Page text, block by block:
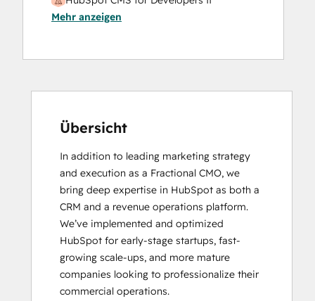
Mehr anzeigen
Übersicht
In addition to leading marketing strategy
and execution as a Fractional CMO, we
bring deep expertise in HubSpot as both a
CRM and a revenue operations platform.
We’ve implemented and optimized
HubSpot for early-stage startups, fast-
growing scale-ups, and more mature
companies looking to professionalize their
commercial operations.